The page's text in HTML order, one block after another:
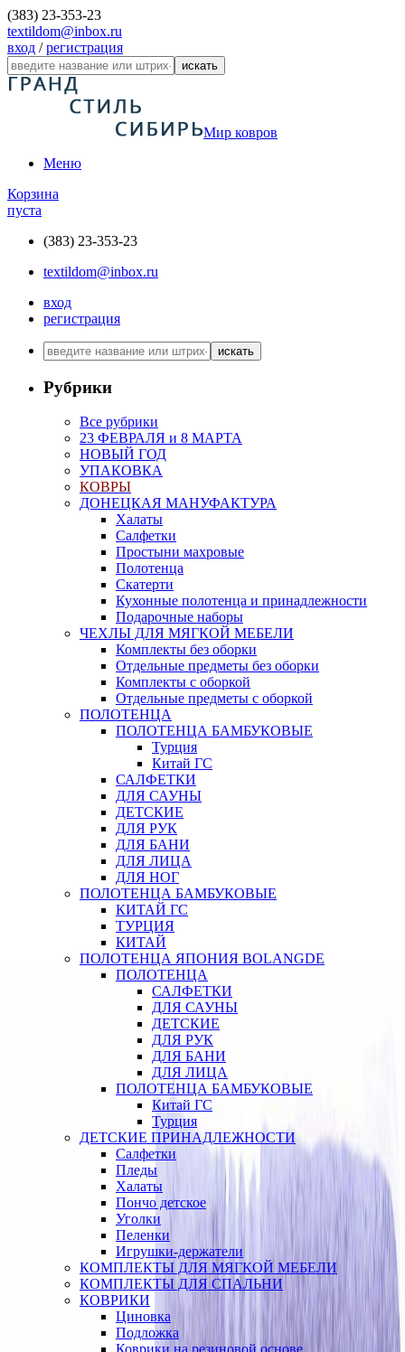
(383) 23-353-23
textildom@inbox.ru
вход /регистрация
искать
Мир ковров
Меню
Корзина
пуста
(383) 23-353-23
textildom@inbox.ru
вход
регистрация
искать
Рубрики
Все рубрики
23 ФЕВРАЛЯ и 8 МАРТА
НОВЫЙ ГОД
УПАКОВКА
КОВРЫ
ДОНЕЦКАЯ МАНУФАКТУРА
Халаты
Салфетки
Простыни махровые
Полотенца
Скатерти
Кухонные полотенца и принадлежности
Подарочные наборы
ЧЕХЛЫ ДЛЯ МЯГКОЙ МЕБЕЛИ
Комплекты без оборки
Отдельные предметы без оборки
Комплекты с оборкой
Отдельные предметы с оборкой
ПОЛОТЕНЦА
ПОЛОТЕНЦА БАМБУКОВЫЕ
Турция
Китай ГС
САЛФЕТКИ
ДЛЯ САУНЫ
ДЕТСКИЕ
ДЛЯ РУК
ДЛЯ БАНИ
ДЛЯ ЛИЦА
ДЛЯ НОГ
ПОЛОТЕНЦА БАМБУКОВЫЕ
КИТАЙ ГС
ТУРЦИЯ
КИТАЙ
ПОЛОТЕНЦА ЯПОНИЯ BOLANGDE
ПОЛОТЕНЦА
САЛФЕТКИ
ДЛЯ САУНЫ
ДЕТСКИЕ
ДЛЯ РУК
ДЛЯ БАНИ
ДЛЯ ЛИЦА
ПОЛОТЕНЦА БАМБУКОВЫЕ
Китай ГС
Турция
ДЕТСКИЕ ПРИНАДЛЕЖНОСТИ
Салфетки
Пледы
Халаты
Пончо детское
Уголки
Пеленки
Игрушки-держатели
КОМПЛЕКТЫ ДЛЯ МЯГКОЙ МЕБЕЛИ
КОМПЛЕКТЫ ДЛЯ СПАЛЬНИ
КОВРИКИ
Циновка
Подложка